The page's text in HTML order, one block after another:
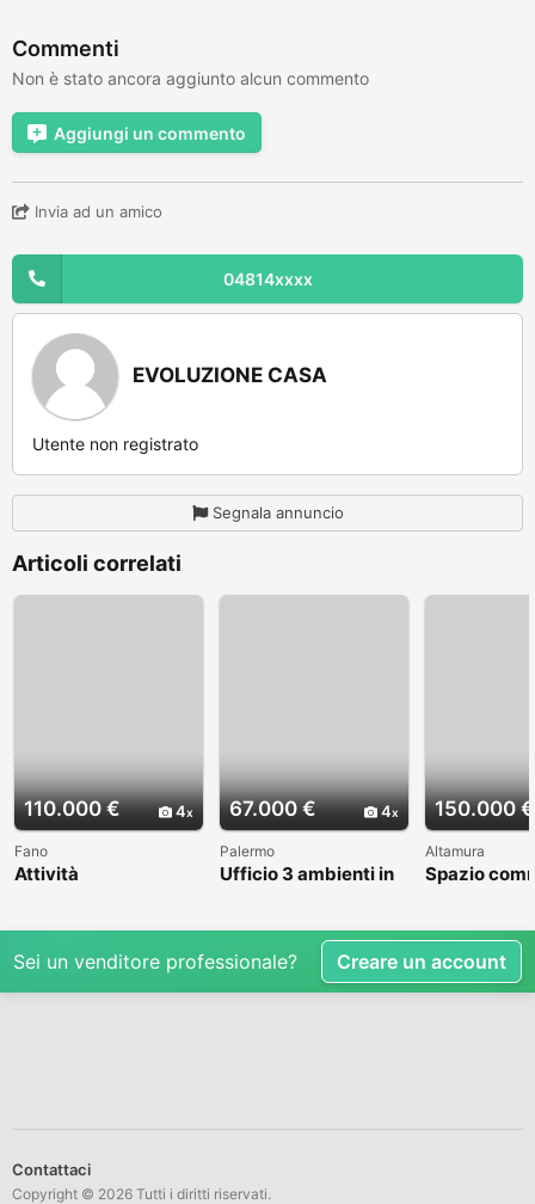
Commenti
Non è stato ancora aggiunto alcun commento
Aggiungi un commento
Invia ad un amico
04814xxxx
EVOLUZIONE CASA
Utente non registrato
Segnala annuncio
Articoli correlati
110.000 € 4
Fano
Attività
67.000 € 4
Palermo
Ufficio 3 ambienti in
150.000 €
Altamura
Spazio
Sei un venditore professionale? Creare un account
Contattaci
Copyright © 2026 Tutti i diritti riservati.